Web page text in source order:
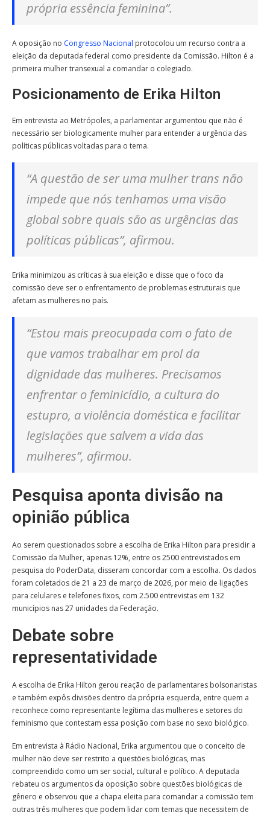
própria essência feminina”.
A oposição no Congresso Nacional protocolou um recurso contra a
eleição da deputada federal como presidente da Comissão. Hilton é a
primeira mulher transexual a comandar o colegiado.
Posicionamento de Erika Hilton
Em entrevista ao Metrópoles, a parlamentar argumentou que não é
necessário ser biologicamente mulher para entender a urgência das
políticas públicas voltadas para o tema.
“A questão de ser uma mulher trans não
impede que nós tenhamos uma visão
global sobre quais são as urgências das
políticas públicas”, afirmou.
Erika minimizou as críticas à sua eleição e disse que o foco da
comissão deve ser o enfrentamento de problemas estruturais que
afetam as mulheres no país.
“Estou mais preocupada com o fato de
que vamos trabalhar em prol da
dignidade das mulheres. Precisamos
enfrentar o feminicídio, a cultura do
estupro, a violência doméstica e facilitar
legislações que salvem a vida das
mulheres”, afirmou.
Pesquisa aponta divisão na
opinião pública
Ao serem questionados sobre a escolha de Erika Hilton para presidir a
Comissão da Mulher, apenas 12%, entre os 2500 entrevistados em
pesquisa do PoderData, disseram concordar com a escolha. Os dados
foram coletados de 21 a 23 de março de 2026, por meio de ligações
para celulares e telefones fixos, com 2.500 entrevistas em 132
municípios nas 27 unidades da Federação.
Debate sobre
representatividade
A escolha de Erika Hilton gerou reação de parlamentares bolsonaristas
e também expôs divisões dentro da própria esquerda, entre quem a
reconhece como representante legítima das mulheres e setores do
feminismo que contestam essa posição com base no sexo biológico.
Em entrevista à Rádio Nacional, Erika argumentou que o conceito de
mulher não deve ser restrito a questões biológicas, mas
compreendido como um ser social, cultural e político. A deputada
rebateu os argumentos da oposição sobre questões biológicas de
gênero e observou que a chapa eleita para comandar a comissão tem
outras três mulheres que podem lidar com temas que necessitem de